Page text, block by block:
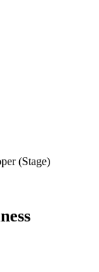
(Stage)